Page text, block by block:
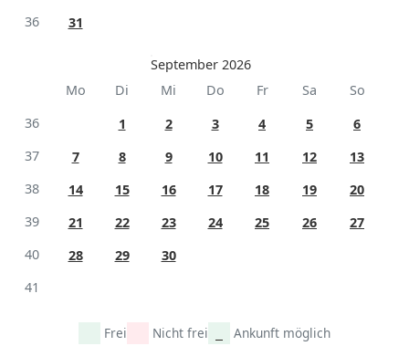
36
31
September 2026
Mo
Di Mi Do Fr Sa
So
36
1 2 3 4 5
6
37
7 8 9 10 11 12
13
38
14 15 16 17 18 19
20
39
21 22 23 24 25 26
27
40
28 29
30
41
Frei Nicht frei Ankunft möglich